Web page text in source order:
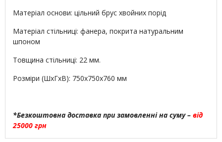
Матеріал основи: цільний брус хвойних порід
Матеріал стільниці: фанера, покрита натуральним
шпоном
Товщина стільниці: 22 мм.
Розміри (ШхГхВ): 750х750х760 мм
*Безкоштовна доставка при замовленні на суму – від
25000 грн